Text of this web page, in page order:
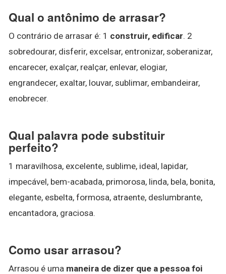
Qual o antônimo de arrasar?
O contrário de arrasar é: 1 construir, edificar. 2
sobredourar, disferir, excelsar, entronizar, soberanizar,
encarecer, exalçar, realçar, enlevar, elogiar,
engrandecer, exaltar, louvar, sublimar, embandeirar,
enobrecer.
Qual palavra pode substituir
perfeito?
1 maravilhosa, excelente, sublime, ideal, lapidar,
impecável, bem-acabada, primorosa, linda, bela, bonita,
elegante, esbelta, formosa, atraente, deslumbrante,
encantadora, graciosa.
Como usar arrasou?
Arrasou é uma maneira de dizer que a pessoa foi